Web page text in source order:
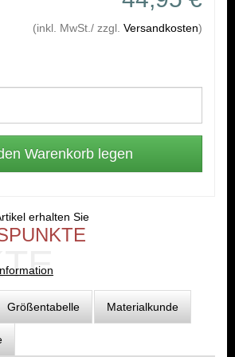
(inkl. MwSt./ zzgl. Versandkosten)
erhalten Sie
Größentabelle Materialkunde